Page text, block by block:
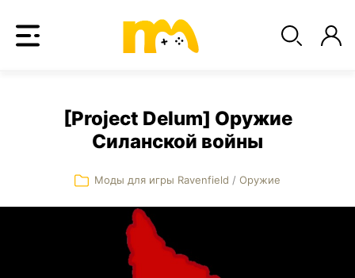
[Project Delum] Оружие
Силанской войны
Моды для игры Ravenfield / Оружие